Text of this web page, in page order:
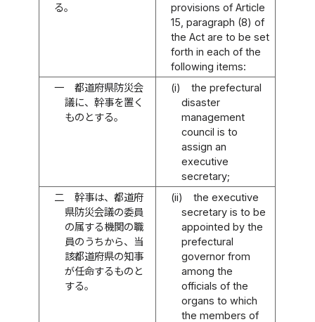
る。
provisions of Article
15, paragraph (8) of
the Act are to be set
forth in each of the
following items:
一
都道府県防災会
議に、幹事を置く
ものとする。
(i)
the prefectural
disaster
management
council is to
assign an
executive
secretary;
二
幹事は、都道府
県防災会議の委員
の属する機関の職
員のうちから、当
該都道府県の知事
が任命するものと
する。
(ii)
the executive
secretary is to be
appointed by the
prefectural
governor from
among the
officials of the
organs to which
the members of